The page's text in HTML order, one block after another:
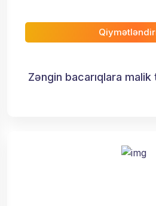
Zəngin bacarıqlara